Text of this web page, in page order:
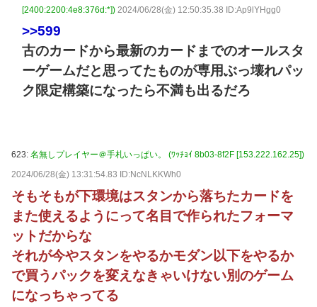
[2400:2200:4e8:376d:*]) 2024/06/28(金) 12:50:35.38 ID:Ap9lYHgg0
>>599
古のカードから最新のカードまでのオールスタ
ーゲームだと思ってたものが専用ぶっ壊れパッ
ク限定構築になったら不満も出るだろ
623: 名無しプレイヤー＠手札いっぱい。 (ﾜｯﾁｮｲ 8b03-8f2F [153.222.162.25])
2024/06/28(金) 13:31:54.83 ID:NcNLKKWh0
そもそもが下環境はスタンから落ちたカードを
また使えるようにって名目で作られたフォーマ
ットだからな
それが今やスタンをやるかモダン以下をやるか
で買うパックを変えなきゃいけない別のゲーム
になっちゃってる